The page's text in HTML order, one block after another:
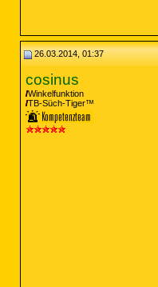
26.03.2014, 01:37
cosinus
Winkelfunktion
TB-Süch-Tiger™